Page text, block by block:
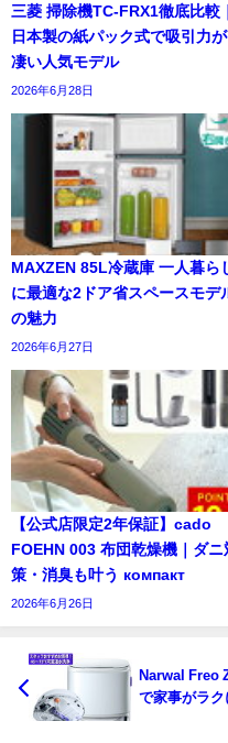
三菱 掃除機TC-FRX1徹底比較｜
日本製の紙パック式で吸引力が
凄い人気モデル
2026年6月28日
MAXZEN 85L冷蔵庫 一人暮ら
に最適な2ドア省スペースモデ
の魅力
2026年6月27日
【公式店限定2年保証】cado
FOEHN 003 布団乾燥機｜ダニ
策・消臭も叶う компакт
2026年6月26日
Narwal Freo
で家事がラク